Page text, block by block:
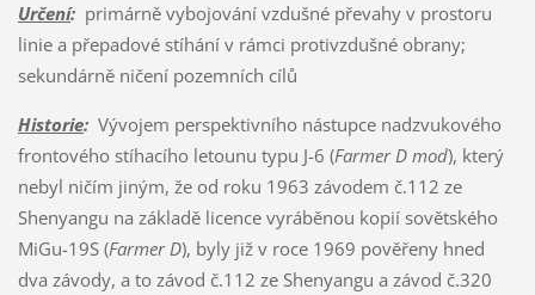
Určení:primárně vybojování vzdušné převahy v prostoru
linie a přepadové stíhání v rámci protivzdušné obrany;
sekundárně ničení pozemních cílů
Historie:Vývojem perspektivního nástupce nadzvukového
frontového stíhacího letounu typu J-6 (Farmer D mod), který
nebyl ničím jiným, že od roku 1963 závodem č.112 ze
Shenyangu na základě licence vyráběnou kopií sovětského
MiGu-19S (Farmer D), byly již v roce 1969 pověřeny hned
dva závody, a to závod č.112 ze Shenyangu a závod č.320